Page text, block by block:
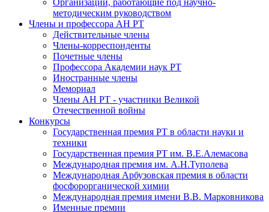
методическим руководством
Члены и профессора АН РТ
Действительные члены
Члены-корреспонденты
Почетные члены
Профессора Академии наук РТ
Иностранные члены
Мемориал
Члены АН РТ - участники Великой
Отечественной войны
Конкурсы
Государственная премия РТ в области науки и
техники
Государственная премия РТ им. В.Е.Алемасова
Международная премия им. А.Н.Туполева
Международная Арбузовская премия в области
фосфорорганической химии
Международная премия имени В.В. Марковникова
Именные премии